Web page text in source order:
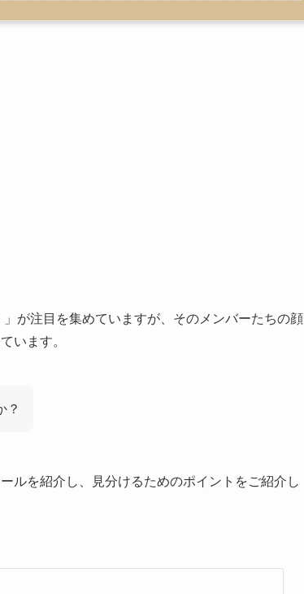
が注目を集めていますが、そのメンバーたちの顔
います。
？
ルを紹介し、見分けるためのポイントをご紹介し